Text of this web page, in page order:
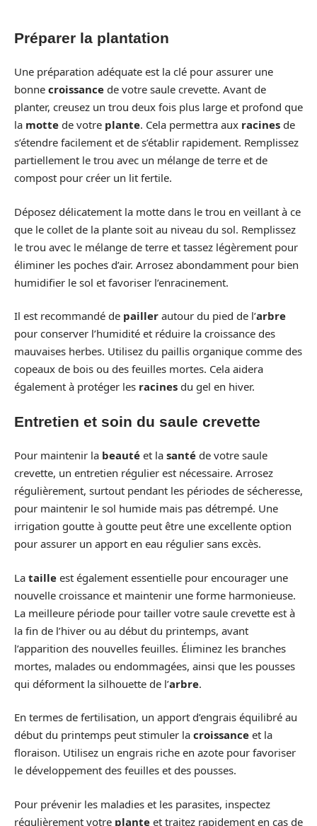
Préparer la plantation
Une préparation adéquate est la clé pour assurer une
bonne croissance de votre saule crevette. Avant de
planter, creusez un trou deux fois plus large et profond que
la motte de votre plante. Cela permettra aux racines de
s’étendre facilement et de s’établir rapidement. Remplissez
partiellement le trou avec un mélange de terre et de
compost pour créer un lit fertile.
Déposez délicatement la motte dans le trou en veillant à ce
que le collet de la plante soit au niveau du sol. Remplissez
le trou avec le mélange de terre et tassez légèrement pour
éliminer les poches d’air. Arrosez abondamment pour bien
humidifier le sol et favoriser l’enracinement.
Il est recommandé de pailler autour du pied de l’arbre
pour conserver l’humidité et réduire la croissance des
mauvaises herbes. Utilisez du paillis organique comme des
copeaux de bois ou des feuilles mortes. Cela aidera
également à protéger les racines du gel en hiver.
Entretien et soin du saule crevette
Pour maintenir la beauté et la santé de votre saule
crevette, un entretien régulier est nécessaire. Arrosez
régulièrement, surtout pendant les périodes de sécheresse,
pour maintenir le sol humide mais pas détrempé. Une
irrigation goutte à goutte peut être une excellente option
pour assurer un apport en eau régulier sans excès.
La taille est également essentielle pour encourager une
nouvelle croissance et maintenir une forme harmonieuse.
La meilleure période pour tailler votre saule crevette est à
la fin de l’hiver ou au début du printemps, avant
l’apparition des nouvelles feuilles. Éliminez les branches
mortes, malades ou endommagées, ainsi que les pousses
qui déforment la silhouette de l’arbre.
En termes de fertilisation, un apport d’engrais équilibré au
début du printemps peut stimuler la croissance et la
floraison. Utilisez un engrais riche en azote pour favoriser
le développement des feuilles et des pousses.
Pour prévenir les maladies et les parasites, inspectez
régulièrement votre plante et traitez rapidement en cas de